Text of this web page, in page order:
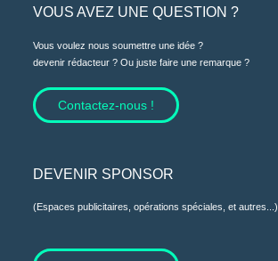
VOUS AVEZ UNE QUESTION ?
Vous voulez nous soumettre une idée ?
devenir rédacteur ? Ou juste faire une remarque ?
Contactez-nous !
DEVENIR SPONSOR
(Espaces publicitaires, opérations spéciales, et autres...)